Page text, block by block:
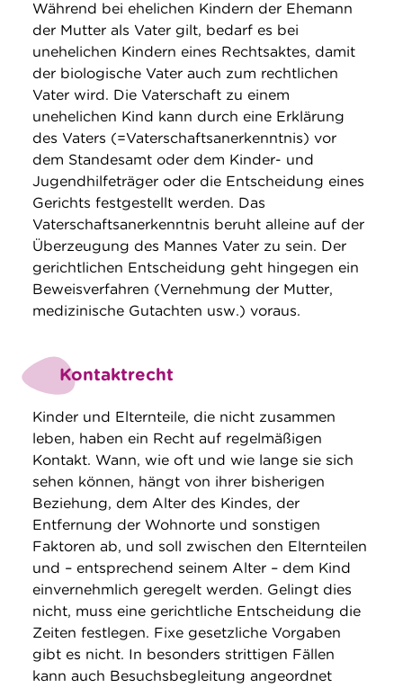
Während bei ehelichen Kindern der Ehemann
der Mutter als Vater gilt, bedarf es bei
unehelichen Kindern eines Rechtsaktes, damit
der biologische Vater auch zum rechtlichen
Vater wird. Die Vaterschaft zu einem
unehelichen Kind kann durch eine Erklärung
des Vaters (=Vaterschaftsanerkenntnis) vor
dem Standesamt oder dem Kinder- und
Jugendhilfeträger oder die Entscheidung eines
Gerichts festgestellt werden. Das
Vaterschaftsanerkenntnis beruht alleine auf der
Überzeugung des Mannes Vater zu sein. Der
gerichtlichen Entscheidung geht hingegen ein
Beweisverfahren (Vernehmung der Mutter,
medizinische Gutachten usw.) voraus.
Kontaktrecht
Kinder und Elternteile, die nicht zusammen
leben, haben ein Recht auf regelmäßigen
Kontakt. Wann, wie oft und wie lange sie sich
sehen können, hängt von ihrer bisherigen
Beziehung, dem Alter des Kindes, der
Entfernung der Wohnorte und sonstigen
Faktoren ab, und soll zwischen den Elternteilen
und – entsprechend seinem Alter – dem Kind
einvernehmlich geregelt werden. Gelingt dies
nicht, muss eine gerichtliche Entscheidung die
Zeiten festlegen. Fixe gesetzliche Vorgaben
gibt es nicht. In besonders strittigen Fällen
kann auch Besuchsbegleitung angeordnet